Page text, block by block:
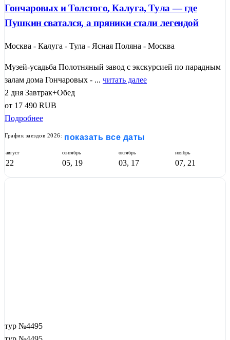
Гончаровых и Толстого, Калуга, Тула — где
Пушкин сватался, а пряники стали легендой
Москва - Калуга - Тула - Ясная Поляна - Москва
Музей-усадьба Полотняный завод с экскурсией по парадным
залам дома Гончаровых - ... читать далее
2 дня Завтрак+Обед
от 17 490 RUB
Подробнее
График заездов 2026: показать все даты
август
22
сентябрь
05, 19
октябрь
03, 17
ноябрь
07, 21
тур №4495